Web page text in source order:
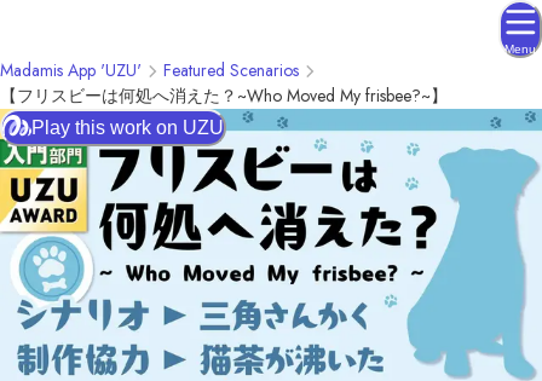
Menu
Madamis App 'UZU'
Featured Scenarios
【フリスビーは何処へ消えた？~Who Moved My frisbee?~】
Play this work on UZU